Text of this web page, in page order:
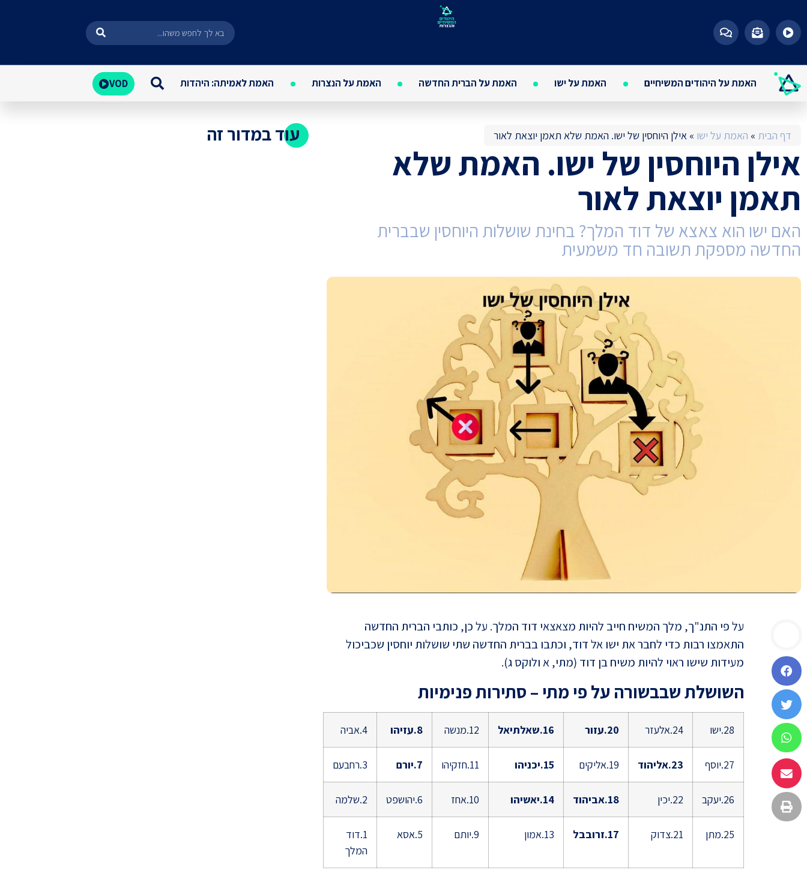
האמת על היהודים המשיחיים האמת על ישו האמת על הברית החדשה האמת על הנצרות האמת לאמיתה: היהדות VOD
דף הבית » האמת על ישו » אילן היוחסין של ישו. האמת שלא תאמן יוצאת לאור
אילן היוחסין של ישו. האמת שלא
תאמן יוצאת לאור
האם ישו הוא צאצא של דוד המלך? בחינת שושלות היוחסין שבברית
החדשה מספקת תשובה חד משמעית
על פי התנ"ך, מלך המשיח חייב להיות מצאצאי דוד המלך. על כן, כותבי הברית החדשה
התאמצו רבות כדי לחבר את ישו אל דוד, וכתבו בברית החדשה שתי שושלות יוחסין שכביכול
מעידות שישו ראוי להיות משיח בן דוד (מתי, א ולוקס ג).
השושלת שבבשורה על פי מתי – סתירות פנימיות
28.ישו 24.אלעזר 20.עזור 16.שאלתיאל 12.מנשה 8.עזיהו 4.אביה
27.יוסף 23.אליהוד 19.אליקים 15.יכניהו 11.חזקיהו 7.יורם 3.רחבעם
26.יעקב 22.יכין 18.אביהוד 14.יאשיהו 10.אחז 6.יהושפט 2.שלמה
25.מתן 21.צדוק 17.זרובבל 13.אמון 9.יותם 5.אסא
1.דוד
המלך
עוד במדור זה